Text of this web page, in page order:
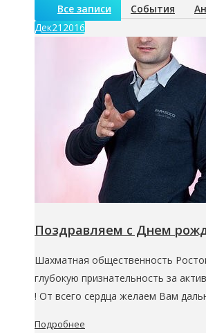
Все записи События
Дек21 2016
Поздравляем с Днем
Шахматная общественность
глубокую признательность за
! От всего сердца желаем Вам
Подробнее